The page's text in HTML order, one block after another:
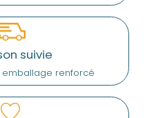
suivie
emballage renforcé